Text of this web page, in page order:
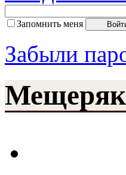
Запомнить меня
Забыли